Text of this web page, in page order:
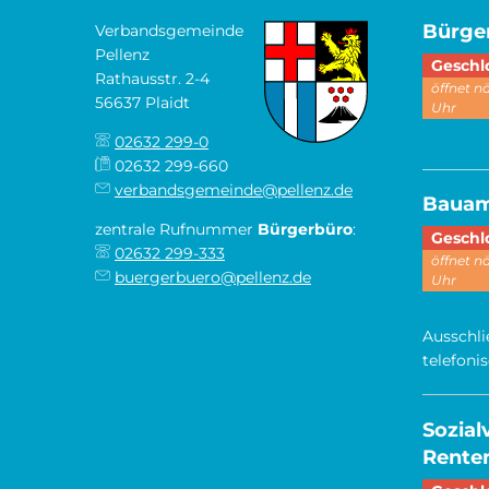
Verbandsgemeinde
Pellenz
Rathausstr. 2-4
56637 Plaidt
02632 299-0
02632 299-660
verbandsgemeinde@pellenz.de
zentrale Rufnummer Bürgerbüro:
02632 299-333
buergerbuero@pellenz.de
öffnet
Uhr
öffnet
Uhr